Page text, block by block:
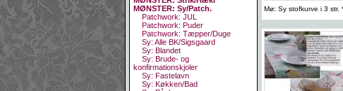
MØNSTER: Sy/Patch.
Patchwork: JUL
Patchwork: Puder
Patchwork: Tæpper/Duge
Sy: Alle BK/Sigsgaard
Sy: Blandet
Sy: Brude- og
konfirmationskjoler
Sy: Fastelavn
Sy: Køkken/Bad
Mø: Sy stofkurve i 3 str.